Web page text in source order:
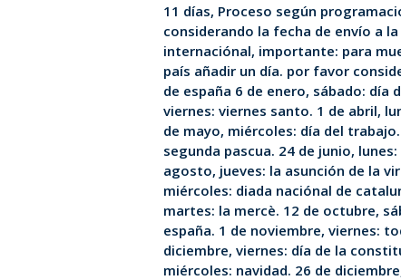
11 días, Proceso según
considerando la fecha de envío a
internaciónal, importante: para
país añadir un día. por favor
de españa 6 de enero, sábado: día
viernes: viernes santo. 1 de abril,
de mayo, miércoles: día del
segunda pascua. 24 de junio,
agosto, jueves: la asunción de la
miércoles: diada naciónal de
martes: la mercè. 12 de octubre,
españa. 1 de noviembre, viernes:
diciembre, viernes: día de la
miércoles: navidad. 26 de